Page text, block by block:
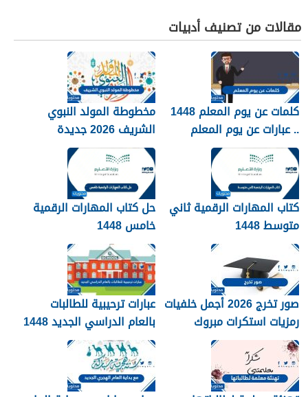
مقالات من تصنيف أدبيات
كلمات عن يوم المعلم 1448
.. عبارات عن يوم المعلم
مكتوبة 1448
مخطوطة المولد النبوي
الشريف 2026 جديدة
كتاب المهارات الرقمية ثاني
متوسط 1448
حل كتاب المهارات الرقمية
خامس 1448
صور تخرج 2026 أجمل خلفيات
رمزيات استكرات مبروك
التخرج 1448
عبارات ترحيبية للطالبات
بالعام الدراسي الجديد 1448
بالصور